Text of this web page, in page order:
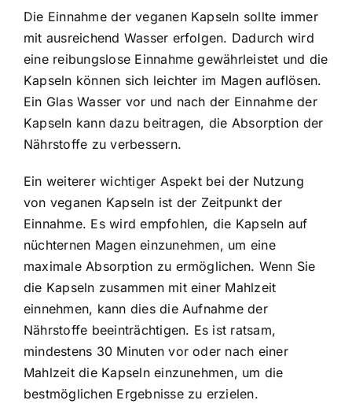
Die Einnahme der veganen Kapseln sollte immer
mit ausreichend Wasser erfolgen. Dadurch wird
eine reibungslose Einnahme gewährleistet und die
Kapseln können sich leichter im Magen auflösen.
Ein Glas Wasser vor und nach der Einnahme der
Kapseln kann dazu beitragen, die Absorption der
Nährstoffe zu verbessern.
Ein weiterer wichtiger Aspekt bei der Nutzung
von veganen Kapseln ist der Zeitpunkt der
Einnahme. Es wird empfohlen, die Kapseln auf
nüchternen Magen einzunehmen, um eine
maximale Absorption zu ermöglichen. Wenn Sie
die Kapseln zusammen mit einer Mahlzeit
einnehmen, kann dies die Aufnahme der
Nährstoffe beeinträchtigen. Es ist ratsam,
mindestens 30 Minuten vor oder nach einer
Mahlzeit die Kapseln einzunehmen, um die
bestmöglichen Ergebnisse zu erzielen.